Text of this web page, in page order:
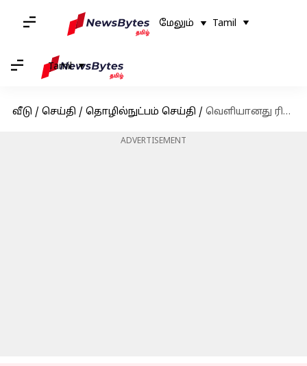
மேலும் Tamil
Tamil
வீடு / செய்தி / தொழில்நுட்பம் செய்தி / வெளியானது ரியல்மீ-ன் புதிய நார்சோ பட்ஜெட் மொபைல்!
ADVERTISEMENT